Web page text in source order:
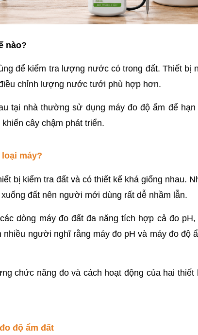
nào?
để kiểm tra lượng nước có trong đất. Thiết bị
chỉnh lượng nước tưới phù hợp hơn.
tại nhà thường sử dụng máy đo độ ẩm để
cây chậm phát triển.
máy?
bị kiểm tra đất và có thiết kế khá giống nhau.
đất nên người mới dùng rất dễ nhầm lẫn.
dòng máy đo đất đa năng tích hợp cả đo pH,
người nghĩ rằng máy đo pH và máy đo độ
chức năng đo và cách hoạt động của hai thiết
độ ẩm đất